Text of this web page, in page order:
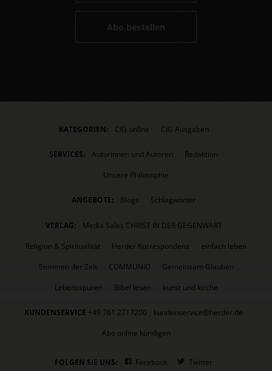
Abo bestellen
KATEGORIEN: CIG online CIG Ausgaben
SERVICES: Autorinnen und Autoren
Redaktion
Unsere Philosophie
ANGEBOTE: Blogs Schlagwörter
VERLAG:
Media Sales CHRIST IN DER GEGENWART
Religion & Spiritualität
Herder Korrespondenz
einfach leben
Stimmen der Zeit
COMMUNIO
Gemeinsam Glauben
Lebensspuren
Bibel lesen kunst und kirche
KUNDENSERVICE +49 761 2717200
kundenservice@herder.de
Abo online kündigen
FOLGEN SIE UNS: Facebook Twitter